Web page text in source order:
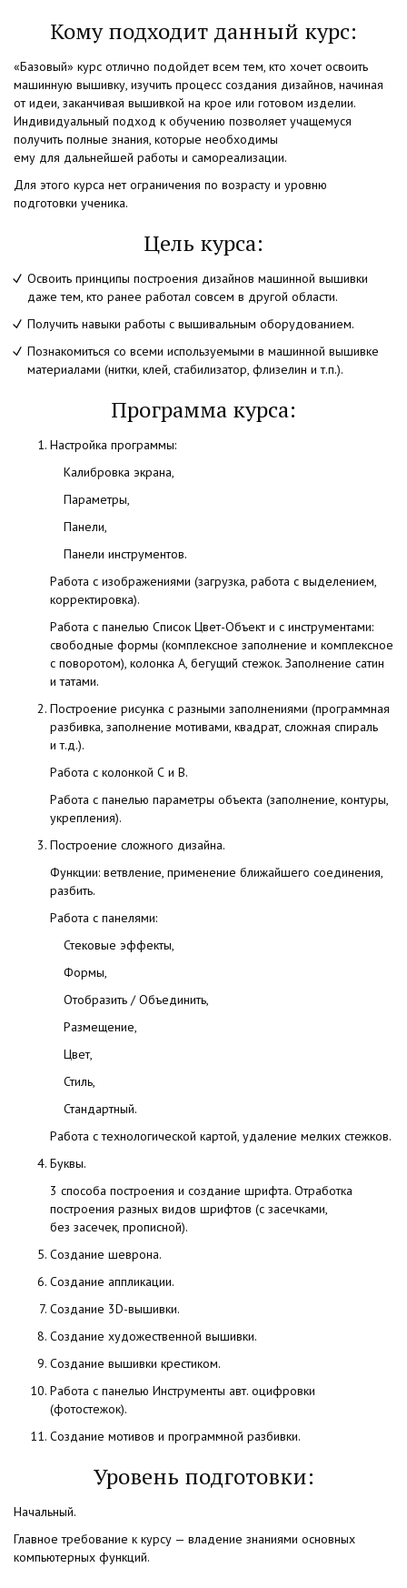
Кому подходит данный курс:
«Базовый» курс отлично подойдет всем тем, кто хочет освоить
машинную вышивку, изучить процесс создания дизайнов, начиная
от идеи, заканчивая вышивкой на крое или готовом изделии.
Индивидуальный подход к обучению позволяет учащемуся
получить полные знания, которые необходимы
ему для дальнейшей работы и самореализации.
Для этого курса нет ограничения по возрасту и уровню
подготовки ученика.
Цель курса:
Освоить принципы построения дизайнов машинной вышивки
даже тем, кто ранее работал совсем в другой области.
Получить навыки работы с вышивальным оборудованием.
Познакомиться со всеми используемыми в машинной вышивке
материалами (нитки, клей, стабилизатор, флизелин и т.п.).
Программа курса:
Настройка программы:
Калибровка экрана,
Параметры,
Панели,
Панели инструментов.
Работа с изображениями (загрузка, работа с выделением,
корректировка).
Работа с панелью Список Цвет-Объект и с инструментами:
свободные формы (комплексное заполнение и комплексное
с поворотом), колонка А, бегущий стежок. Заполнение сатин
и татами.
Построение рисунка с разными заполнениями (программная
разбивка, заполнение мотивами, квадрат, сложная спираль
и т.д.).
Работа с колонкой С и В.
Работа с панелью параметры объекта (заполнение, контуры,
укрепления).
Построение сложного дизайна.
Функции: ветвление, применение ближайшего соединения,
разбить.
Работа с панелями:
Стековые эффекты,
Формы,
Отобразить / Объединить,
Размещение,
Цвет,
Стиль,
Стандартный.
Работа с технологической картой, удаление мелких стежков.
Буквы.
3 способа построения и создание шрифта. Отработка
построения разных видов шрифтов (с засечками,
без засечек, прописной).
Создание шеврона.
Создание аппликации.
Создание 3D-вышивки.
Создание художественной вышивки.
Создание вышивки крестиком.
Работа с панелью Инструменты авт. оцифровки
(фотостежок).
Создание мотивов и программной разбивки.
Уровень подготовки:
Начальный.
Главное требование к курсу — владение знаниями основных
компьютерных функций.